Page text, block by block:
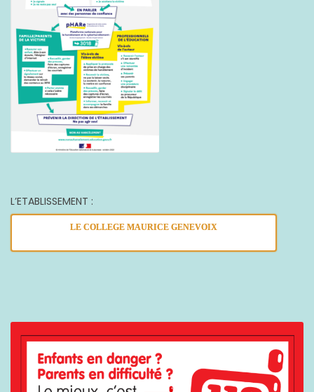
L’ETABLISSEMENT :
LE COLLEGE MAURICE GENEVOIX